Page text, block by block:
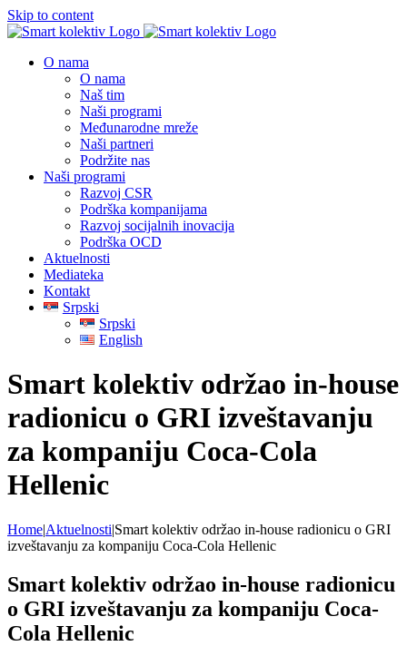
Skip to content
O nama
O nama
Naš tim
Naši programi
Međunarodne mreže
Naši partneri
Podržite nas
Naši programi
Razvoj CSR
Podrška kompanijama
Razvoj socijalnih inovacija
Podrška OCD
Aktuelnosti
Mediateka
Kontakt
Srpski
Srpski
English
Smart kolektiv održao in-house
radionicu o GRI izveštavanju
za kompaniju Coca-Cola
Hellenic
Home|Aktuelnosti|Smart kolektiv održao in-house radionicu o GRI
izveštavanju za kompaniju Coca-Cola Hellenic
Smart kolektiv održao in-house radionicu
o GRI izveštavanju za kompaniju Coca-
Cola Hellenic